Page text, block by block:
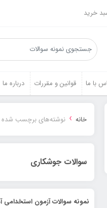
خرید
با ما قوانین و مقررات درباره ما
خانه › نوشته‌های برچسب شده
سوالات جوشکاری
نمونه سوالات آزمون